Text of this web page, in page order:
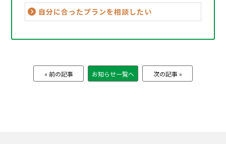
自分に合ったプランを相談したい
« 前の記事 お知らせ一覧へ 次の記事 »